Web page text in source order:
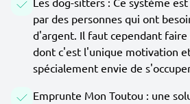
par des personnes qui ont
d'argent. Il faut cependant
dont c'est l'unique motivation
spécialement envie de
Emprunte Mon Toutou : une